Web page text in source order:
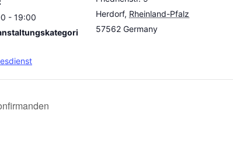
- 19:00
Herdorf, Rheinland-Pfalz
57562 Germany